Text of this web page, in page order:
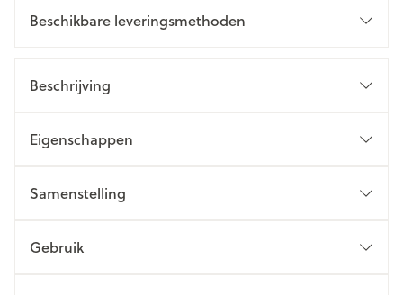
Beschikbare leveringsmethoden
Beschrijving
Eigenschappen
Samenstelling
Gebruik